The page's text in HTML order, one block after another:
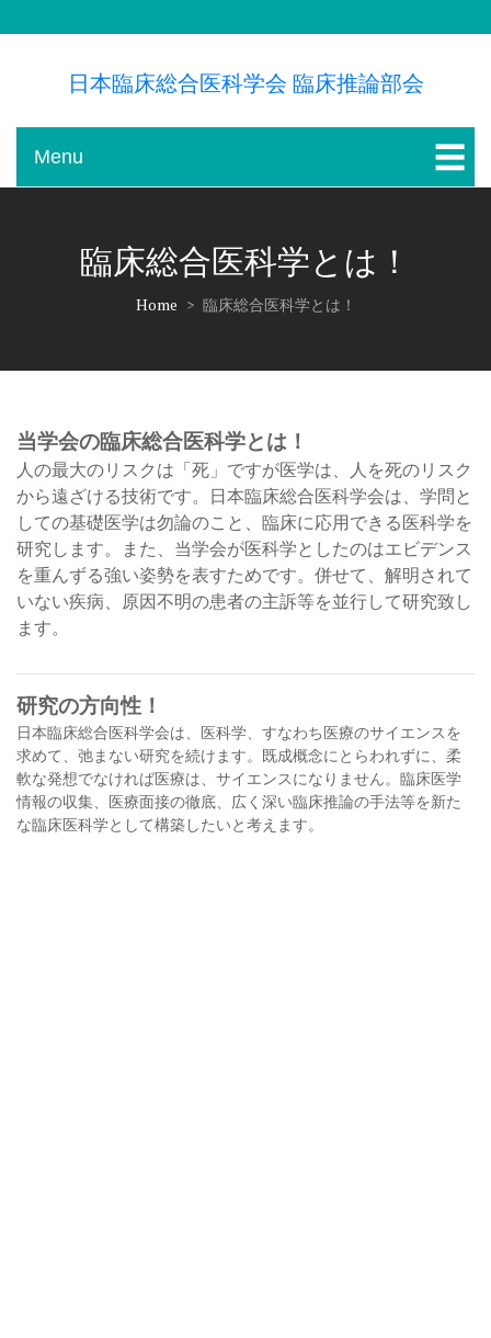
to
日本臨床総合医科学会 臨床推論部会
Menu
臨床総合医科学とは！
Home > 臨床総合医科学とは！
当学会の臨床総合医科学とは！
人の最大のリスクは「死」ですが医学は、人を死のリスク
から遠ざける技術です。日本臨床総合医科学会は、学問と
しての基礎医学は勿論のこと、臨床に応用できる医科学を
研究します。また、当学会が医科学としたのはエビデンス
を重んずる強い姿勢を表すためです。併せて、解明されて
いない疾病、原因不明の患者の主訴等を並行して研究致し
ます。
研究の方向性！
日本臨床総合医科学会は、医科学、すなわち医療のサイエンスを
求めて、弛まない研究を続けます。既成概念にとらわれずに、柔
軟な発想でなければ医療は、サイエンスになりません。臨床医学
情報の収集、医療面接の徹底、広く深い臨床推論の手法等を新た
な臨床医科学として構築したいと考えます。